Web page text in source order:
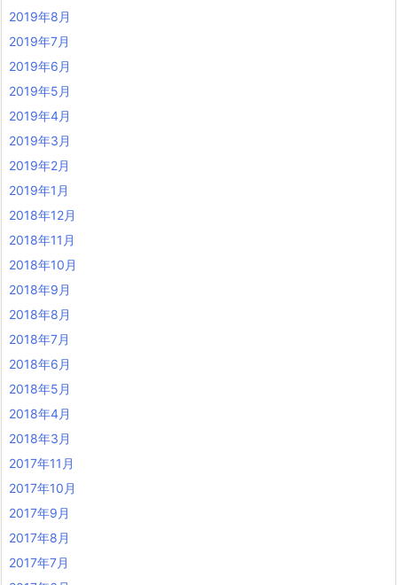
2019年8月
2019年7月
2019年6月
2019年5月
2019年4月
2019年3月
2019年2月
2019年1月
2018年12月
2018年11月
2018年10月
2018年9月
2018年8月
2018年7月
2018年6月
2018年5月
2018年4月
2018年3月
2017年11月
2017年10月
2017年9月
2017年8月
2017年7月